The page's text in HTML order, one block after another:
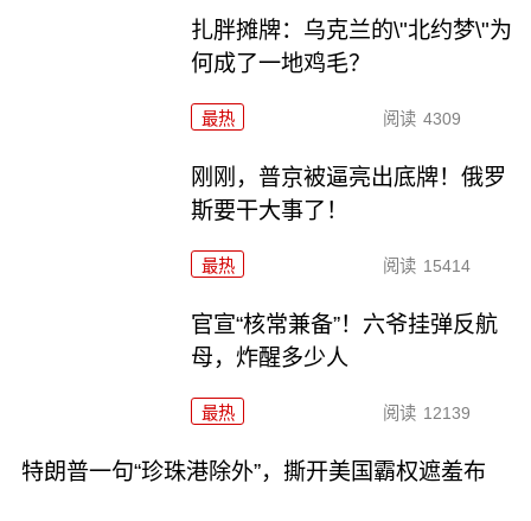
扎胖摊牌：乌克兰的\"北约梦\"为
何成了一地鸡毛？
最热 阅读 4309
刚刚，普京被逼亮出底牌！俄罗
斯要干大事了！
最热 阅读 15414
官宣“核常兼备”！六爷挂弹反航
母，炸醒多少人
最热 阅读 12139
特朗普一句“珍珠港除外”，撕开美国霸权遮羞布